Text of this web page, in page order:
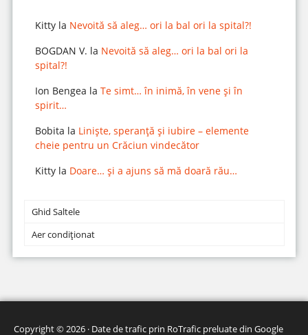
Kittyla Nevoită să aleg… ori la bal ori la spital?!
BOGDAN V. la Nevoită să aleg… ori la bal ori la
spital?!
Ion Bengea la Te simt… în inimă, în vene și în
spirit…
Bobita la Liniște, speranță și iubire – elemente
cheie pentru un Crăciun vindecător
Kittyla Doare… și a ajuns să mă doară rău…
Ghid Saltele
Aer condiționat
Copyright © 2026 · Date de trafic prin RoTrafic preluate din Google